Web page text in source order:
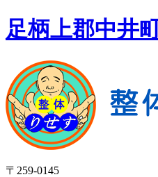
足柄上郡中井
〒259-0145